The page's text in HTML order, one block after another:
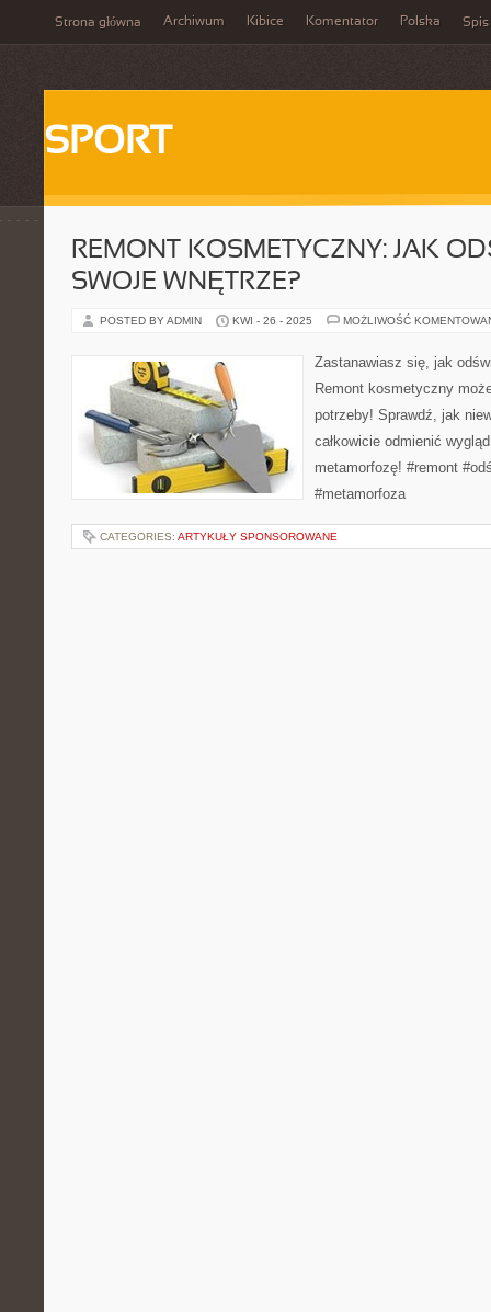
Strona główna Archiwum Kibice Komentator Polska Spis
SPORT
REMONT KOSMETYCZNY: JAK
SWOJE WNĘTRZE?
POSTED BY ADMIN KWI - 26 - 2025 MOŻLIWOŚĆ
Zastanawiasz się, jak
Remont kosmetyczny
potrzeby! Sprawdź, jak
całkowicie odmienić
metamorfozę! #remont
#metamorfoza
CATEGORIES: ARTYKUŁY SPONSOROWANE